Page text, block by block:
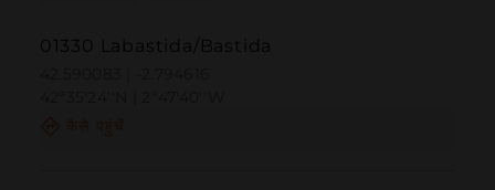
01330 Labastida/Bastida